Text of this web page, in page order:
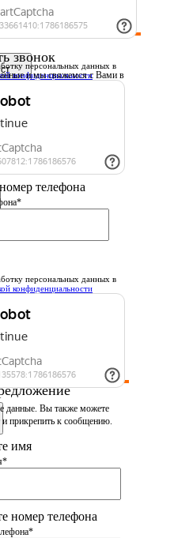
персональных данных в
конфиденциальности
звонок
и мы свяжемся с Вами в
телефона
персональных данных в
конфиденциальности
данные. Вы также можете
прикрепить к сообщению.
имя
номер телефона